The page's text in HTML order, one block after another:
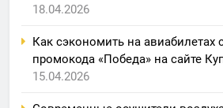
18.04.2026
Как сэкономить на
промокода «Победа» на сайте
15.04.2026